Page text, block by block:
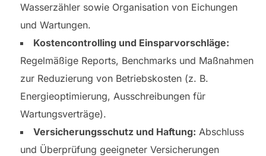
Wasserzähler sowie Organisation von Eichungen
und Wartungen.
Kostencontrolling und Einsparvorschläge:
Regelmäßige Reports, Benchmarks und Maßnahmen
zur Reduzierung von Betriebskosten (z. B.
Energieoptimierung, Ausschreibungen für
Wartungsverträge).
Versicherungsschutz und Haftung: Abschluss
und Überprüfung geeigneter Versicherungen